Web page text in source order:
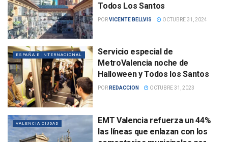
Todos Los Santos
PORVICENTE BELLVIS OCTUBRE 31, 2024
ESPAÑA E INTERNACIONAL
Servicio especial de
MetroValencia noche de
Halloween y Todos los Santos
POR REDACCION OCTUBRE 31, 2023
VALENCIA CIUDAD
EMT Valencia refuerza un 44%
las líneas que enlazan con los